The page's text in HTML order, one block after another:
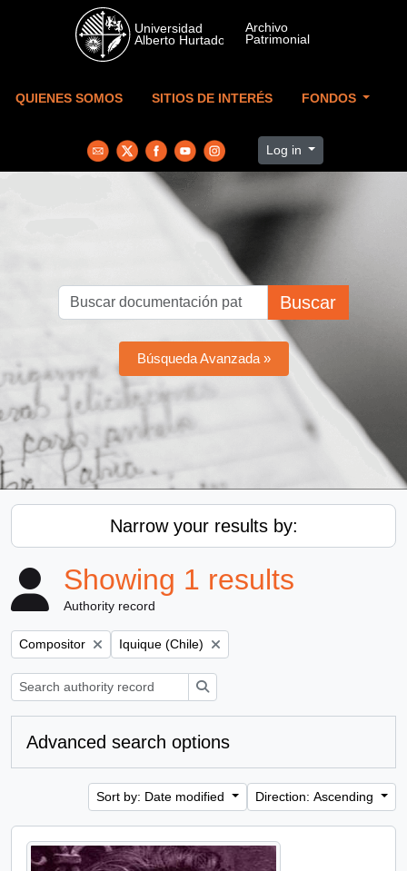
Skip to main content
QUIENES SOMOS SITIOS DE INTERÉS FONDOS
Log in
Buscar
Búsqueda Avanzada »
Narrow your results by:
Showing 1 results
Authority record
Remove filter:
Compositor Remove filter:
Iquique (Chile)
Advanced search options
Sort by: Date modified Direction: Ascending